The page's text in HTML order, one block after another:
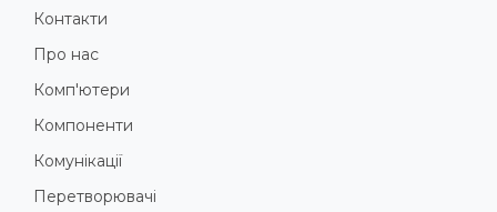
Контакти
Про нас
Комп'ютери
Компоненти
Комунікації
Перетворювачі